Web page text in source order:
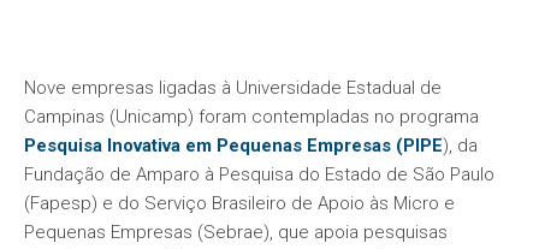
Nove empresas ligadas à Universidade Estadual de
Campinas (Unicamp) foram contempladas no programa
Pesquisa Inovativa em Pequenas Empresas (PIPE), da
Fundação de Amparo à Pesquisa do Estado de São Paulo
(Fapesp) e do Serviço Brasileiro de Apoio às Micro e
Pequenas Empresas (Sebrae), que apoia pesquisas